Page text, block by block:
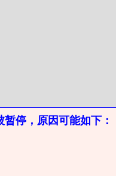
停，原因可能如下：